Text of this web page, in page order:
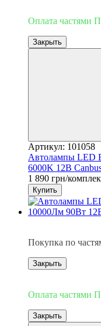
Оплата частями
Закрыть
Артикул: 101058
Автолампы LED
6000K 12В
1 890 грн/
Купить
Покупка по
Закрыть
Оплата частями
Закрыть